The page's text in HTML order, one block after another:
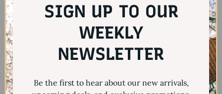
Martinique
$)
SIGN UP TO OUR
WEEKLY
NEWSLETTER
Be the first to hear about our new arrivals,